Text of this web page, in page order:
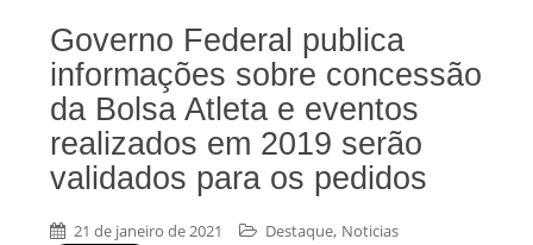
Governo Federal publica
informações sobre concessão
da Bolsa Atleta e eventos
realizados em 2019 serão
validados para os pedidos
21 de janeiro de 2021 Destaque, Noticias